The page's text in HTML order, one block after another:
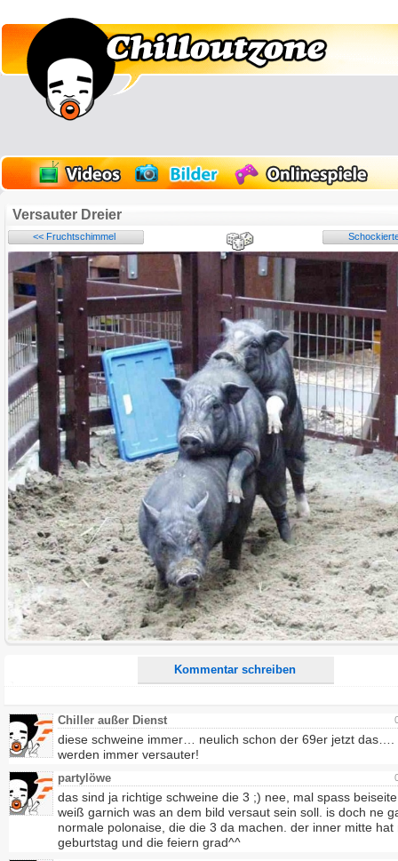
Versauter Dreier
<< Fruchtschimmel
Kommentar schreiben
Name:
E-Mail-Adresse (optional):
Kommentar:
Alle HTML-Tags außer <br>, <strike> und <i> werden aus Deinem Kommentar entfernt.
URLs werden automatisch umgewandelt. Bitte verwende "www." oder "http://" in URLs
Ich möchte eine E-Mail, wenn zu meinem Kommentar Antworten erscheinen.
Ich möchte eine E-Mail, wenn auf dieser Seite weitere Kommentare erscheinen.
Chiller außer Dienst
diese schweine immer… neulich schon der 69er jetzt das….
werden immer versauter!
partylöwe
das sind ja richtige schweine die 3 ;) nee, mal spass
weiß garnich was an dem bild versaut sein soll. is doch ne
normale polonaise, die die 3 da machen. der inner mitte hat
geburtstag und die feiern grad^^